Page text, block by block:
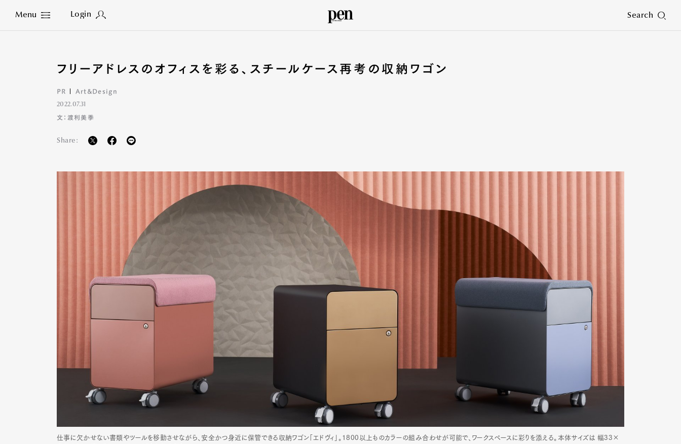
Menu Login Search
Close
フリーアドレスのオフィスを彩る、スチールケース再考の収納ワゴン
PR Art&Design
2022.07.31
文：渡利美季
Share:
仕事に欠かせない書類やツールを移動させながら、安全かつ身近に保管できる収納ワゴン「エドヴィ」。1800以上ものカラーの組み合わせが可能で、ワークスペースに彩りを添える。本体サイズは 幅33×